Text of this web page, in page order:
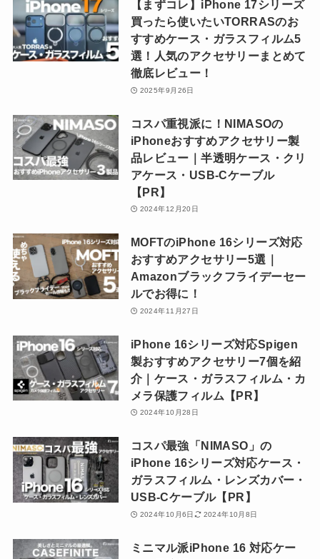
【まずコレ】iPhone 17シリーズ
買ったら使いたいTORRASのお
すすめケース・ガラスフィルム5
選！人気のアクセサリーまとめて
徹底レビュー！
2025年9月26日
コスパ重視派に！NIMASOの
iPhoneおすすめアクセサリー製
品レビュー｜半透明ケース・クリ
アケース・USB-Cケーブル
【PR】
2024年12月20日
MOFTのiPhone 16シリーズ対応
おすすめアクセサリー5選｜
Amazonブラックフライデーセー
ルでお得に！
2024年11月27日
iPhone 16シリーズ対応Spigen
製おすすめアクセサリー7個を紹
介｜ケース・ガラスフィルム・カ
メラ保護フィルム【PR】
2024年10月28日
コスパ最強「NIMASO」の
iPhone 16シリーズ対応ケース・
ガラスフィルム・レンズカバー・
USB-Cケーブル【PR】
2024年10月6日 2024年10月8日
ミニマル派iPhone 16 対応ケー